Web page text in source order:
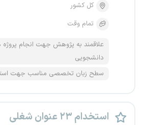
کل کشور
تمام وقت
علاقمند به پژوهش جهت انجام پروژه
دانشجویی
سطح زبان تخصصی مناسب جهت
استخدام ۲۳ عنوان شغلی